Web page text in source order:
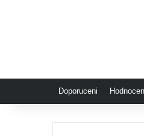
Doporuceni